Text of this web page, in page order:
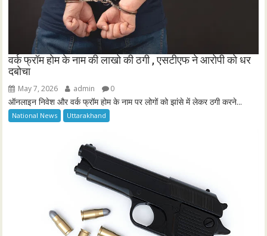
वर्क फ्रॉम होम के नाम की लाखो की ठगी , एसटीएफ ने आरोपी को धर
दबोचा
May 7, 2026 admin 0
ऑनलाइन निवेश और वर्क फ्रॉम होम के नाम पर लोगों को झांसे में लेकर ठगी करने...
National News Uttarakhand